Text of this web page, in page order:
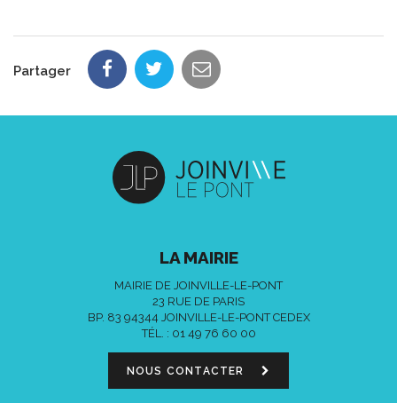
Partager
LA MAIRIE
MAIRIE DE JOINVILLE-LE-PONT
23 RUE DE PARIS
BP. 83 94344 JOINVILLE-LE-PONT CEDEX
TÉL. : 01 49 76 60 00
NOUS CONTACTER